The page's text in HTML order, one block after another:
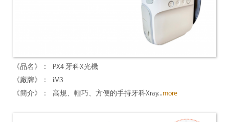
PX4 牙科X光機
iM3
高規、輕巧、方便的手持牙科Xray...more